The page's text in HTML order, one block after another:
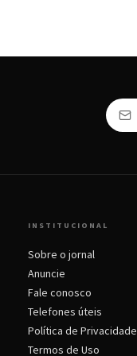
INSTITUCIONAL
Sobre o jornal
Anuncie
Fale conosco
Telefones úteis
Política de Privacidade
Termos de Uso